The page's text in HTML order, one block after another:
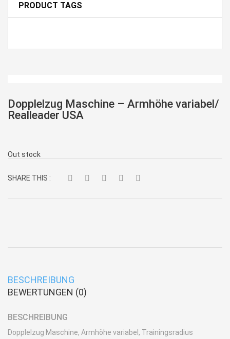
PRODUCT TAGS
Dopplelzug Maschine – Armhöhe variabel/
Realleader USA
Out stock
SHARE THIS :
BESCHREIBUNG
BEWERTUNGEN (0)
BESCHREIBUNG
Dopplelzug Maschine, Armhöhe variabel, Trainingsradius